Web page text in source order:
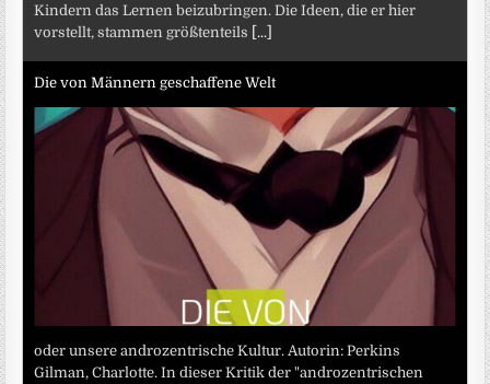
Kindern das Lernen beizubringen. Die Ideen, die er hier
vorstellt, stammen größtenteils [...]
Die von Männern geschaffene Welt
oder unsere androzentrische Kultur. Autorin: Perkins
Gilman, Charlotte. In dieser Kritik der "androzentrischen